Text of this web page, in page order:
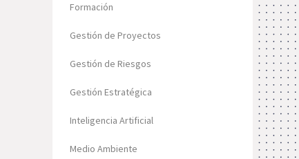
Formación
Gestión de Proyectos
Gestión de Riesgos
Gestión Estratégica
Inteligencia Artificial
Medio Ambiente